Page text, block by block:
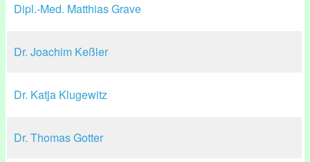
Dipl.-Med. Matthias Grave
Dr. Joachim Keßler
Dr. Katja Klugewitz
Dr. Thomas Gotter